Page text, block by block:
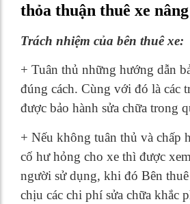
thỏa thuận thuê xe
Trách nhiệm của bên thuê xe:
+ Tuân thủ những hướng dẫn
đúng cách. Cùng với đó là các
được bảo hành sửa chữa trong
+ Nếu không tuân thủ và chấp
cố hư hỏng cho xe thì được
người sử dụng, khi đó Bên
chịu các chi phí sửa chữa khắc